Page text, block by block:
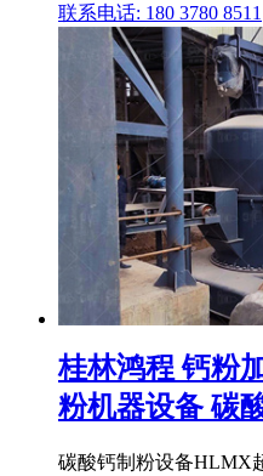
联系电话: 180 3780 8511
桂林鸿程 钙粉
粉机器设备 碳
碳酸钙制粉设备HLMX